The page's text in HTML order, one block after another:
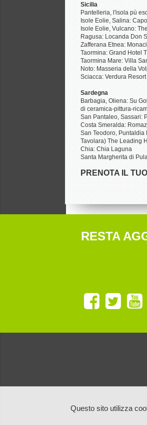
Questo sito utilizza
Sicilia
Pantelleria, l'isola pù
Isole Eolie, Salina:
Isole Eolie, Vulcano:
Ragusa: Locanda Don
Zafferana Etnea:
Taormina: Grand Hotel
Taormina Mare: Villa
Noto: Masseria della
Sciacca: Verdura
Sardegna
Barbagia, Oliena: Su
di ceramica-pittura-
San Pantaleo, Sassari:
Costa Smeralda:
San Teodoro,
Tavolara) The Leading
Chia: Chia Laguna
Santa Margherita di
PRENOTA IL
RESTA